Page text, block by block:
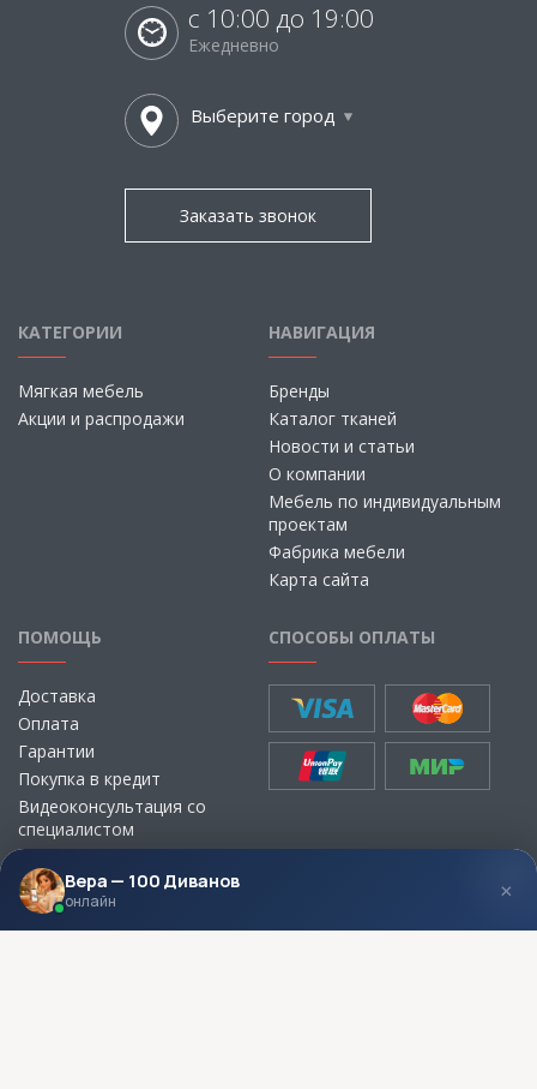
с 10:00 до 19:00
Ежедневно
Выберите город
Заказать звонок
КАТЕГОРИИ
Мягкая мебель
Акции и распродажи
НАВИГАЦИЯ
Бренды
Каталог тканей
Новости и статьи
О компании
Мебель по индивидуальным
проектам
Фабрика мебели
Карта сайта
ПОМОЩЬ
Доставка
Оплата
Гарантии
Покупка в кредит
Видеоконсультация со
специалистом
Выбор ткани для мебели без
визита в магазин
СПОСОБЫ ОПЛАТЫ
МЫ В СОЦСЕТЯХ КОНТАКТЫ
Вера — 100 Диванов
онлайн ×